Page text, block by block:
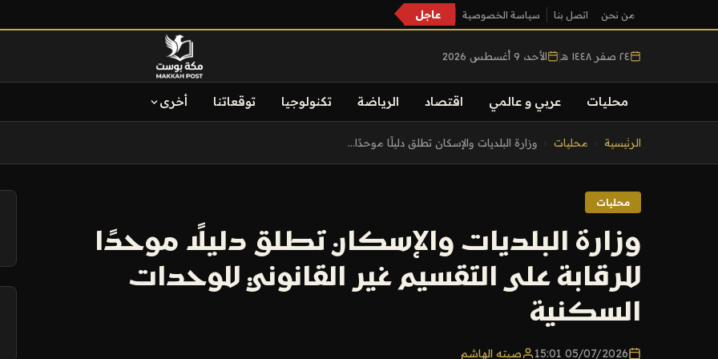
من نحن اتصل بنا سياسة الخصوصية عاجل
٢٤ صفر ١٤٤٨ هـ | الأحد، 9 أغسطس 2026
محليات عربي و عالمي اقتصاد الرياضة تكنولوجيا توقعاتنا أخرى
الرئيسية محليات وزارة البلديات والإسكان تطلق دليلًا موحدًا...
محليات
وزارة البلديات والإسكان تطلق دليلًا موحدًا
للرقابة على التقسيم غير القانوني للوحدات
السكنية
05/07/2026 15:01 صيته الهاشم